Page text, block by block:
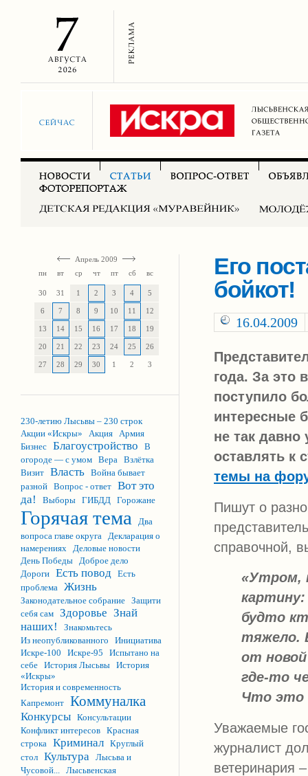
Апрель 2009
пн
вт ср чт пт сб вс
30 31 1 2 3 4 5
6 7 8 9 10 11 12
13 14 15 16 17 18 19
20 21 22 23 24 25 26
27 28 29 30 1 2 3
230-летию Лысьвы – 230 строк
Акции «Искры»
Акция Армия
Бизнес Благоустройство
В
огороде — с умом Вера Взлётка
Визит Власть Война бывает
разной Вопрос - ответ Вот это
да!
Выборы ГИБДД Горожане
Горячая тема
Два
вопроса главе округа Декларация о
намерениях Деловые новости
День Победы Доброе дело
Дороги Есть повод Есть
проблема Жизнь
Законодательное собрание Защити
себя сам Здоровье Знай
наших!
Знакомьтесь
Из неопубликованного
Инициатива
Искре-100
Искре-95
Испытано на
себе История Лысьвы История
«Искры»
История и современность
Капремонт Коммуналка
Конкурсы Консультации
Конфликт интересов Красная
строка Криминал Круглый
стол Культура Лысьва и
Чусовой... Лысьвенская
Его
бойкот!
16.04.2009
года. За это
поступило
интересные
не так давно
оставлять к
темы на
Пишут о
справочной,
«Утром,
картину:
будто
тяжело.
от новой
где-то
Что это
Уважаемые
журналист
ветеринария